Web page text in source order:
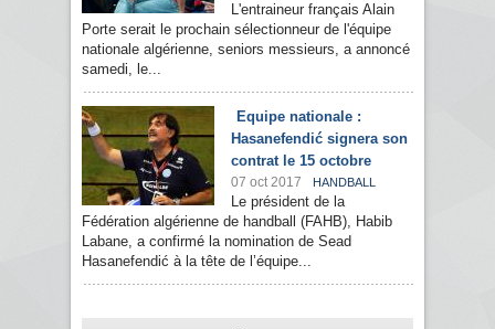
L'entraineur français Alain
Porte serait le prochain sélectionneur de l'équipe
nationale algérienne, seniors messieurs, a annoncé
samedi, le...
Equipe nationale :
Hasanefendić signera son
contrat le 15 octobre
07 oct 2017 HANDBALL
Le président de la
Fédération algérienne de handball (FAHB), Habib
Labane, a confirmé la nomination de Sead
Hasanefendić à la tête de l’équipe...